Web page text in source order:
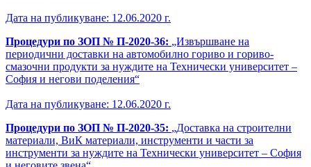
Дата на публикуване: 12.06.2020 г.
Процедури по ЗОП № П-2020-36: „Извършване на
периодични доставки на автомобилно гориво и гориво-
смазочни продукти за нуждите на Технически университет –
София и негови поделения“
Дата на публикуване: 12.06.2020 г.
Процедури по ЗОП № П-2020-35: „Доставка на строителни
материали, ВиК материали, инструменти и части за
инструменти за нуждите на Технически университет – София